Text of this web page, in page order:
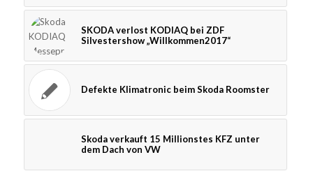
SKODA verlost KODIAQ bei ZDF
Silvestershow „Willkommen2017“
Defekte Klimatronic beim Skoda Roomster
Skoda verkauft 15 Millionstes KFZ unter
dem Dach von VW